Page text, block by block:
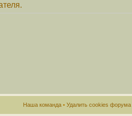
Наша команда • Удалить cookies форума